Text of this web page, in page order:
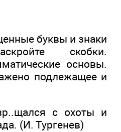
буквы и знаки
скобки.
основы.
подлежащее и
с охоты и
(И. Тургенев)